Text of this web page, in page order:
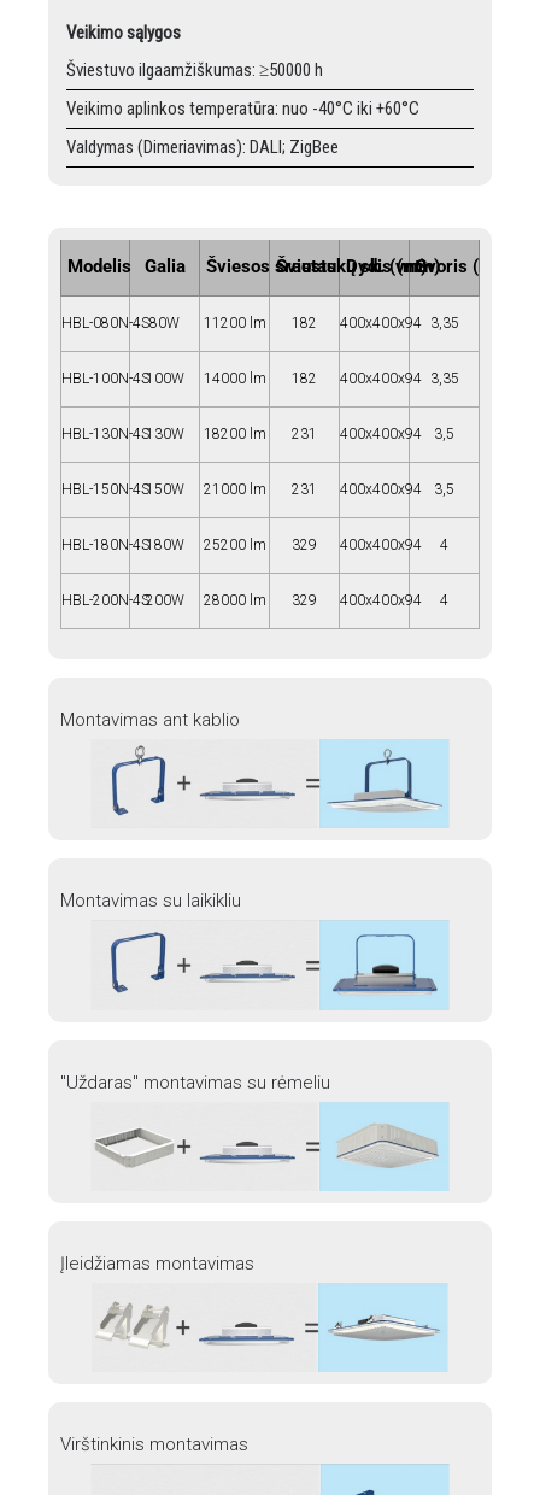
Veikimo sąlygos
Šviestuvo ilgaamžiškumas: ≥50000 h
Veikimo aplinkos temperatūra: nuo -40°C iki +60°C
Valdymas (Dimeriavimas): DALI; ZigBee
Modelis Galia Šviesos srautasŠviestukų sk. (vnt)
Dydis (mm)Svoris (kg)
HBL-080N-4S80W 11200 lm 182 400x400x94 3,35
HBL-100N-4S100W 14000 lm 182 400x400x94 3,35
HBL-130N-4S130W 18200 lm 231 400x400x94 3,5
HBL-150N-4S150W 21000 lm 231 400x400x94 3,5
HBL-180N-4S180W 25200 lm 329 400x400x94 4
HBL-200N-4S200W 28000 lm 329 400x400x94 4
Montavimas ant kablio
Montavimas su laikikliu
"Uždaras" montavimas su rėmeliu
Įleidžiamas montavimas
Virštinkinis montavimas